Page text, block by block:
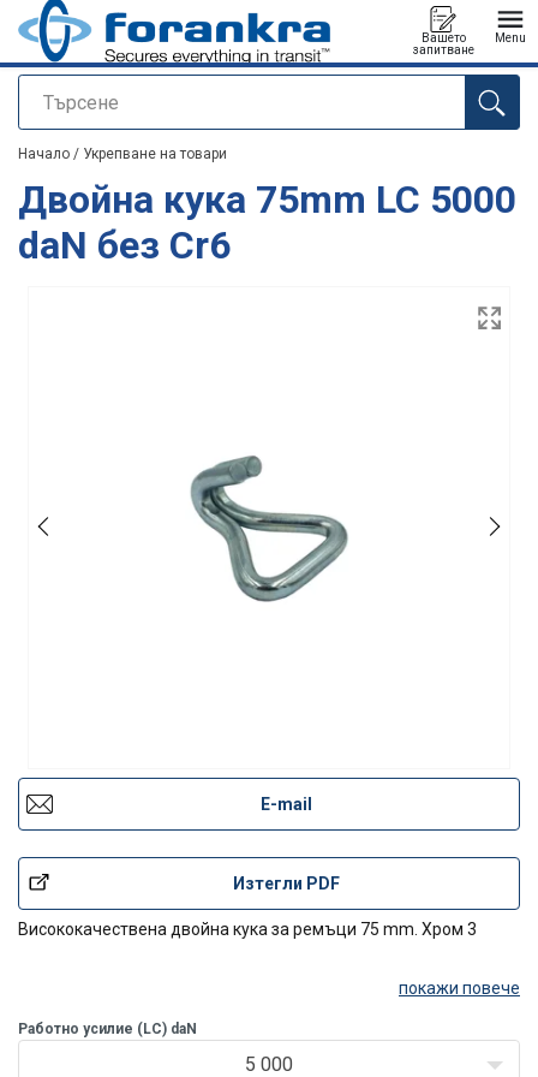
Търсене
Вашето
запитване
Menu
е добавен към вашето запитване
Начало / Укрепване на товари
Двойна кука 75mm LC 5000
daN без Cr6
E-mail
Изтегли PDF
Висококачествена двойна кука за ремъци 75 mm. Хром 3
покажи повече
Работно усилие (LC) daN
5 000